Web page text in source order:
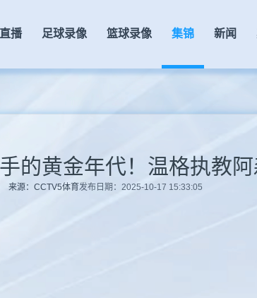
播 足球录像 篮球录像 集锦 新闻
的黄金年代！温格执教阿
来源：CCTV5体育发布日期：2025-10-17 15:33:05